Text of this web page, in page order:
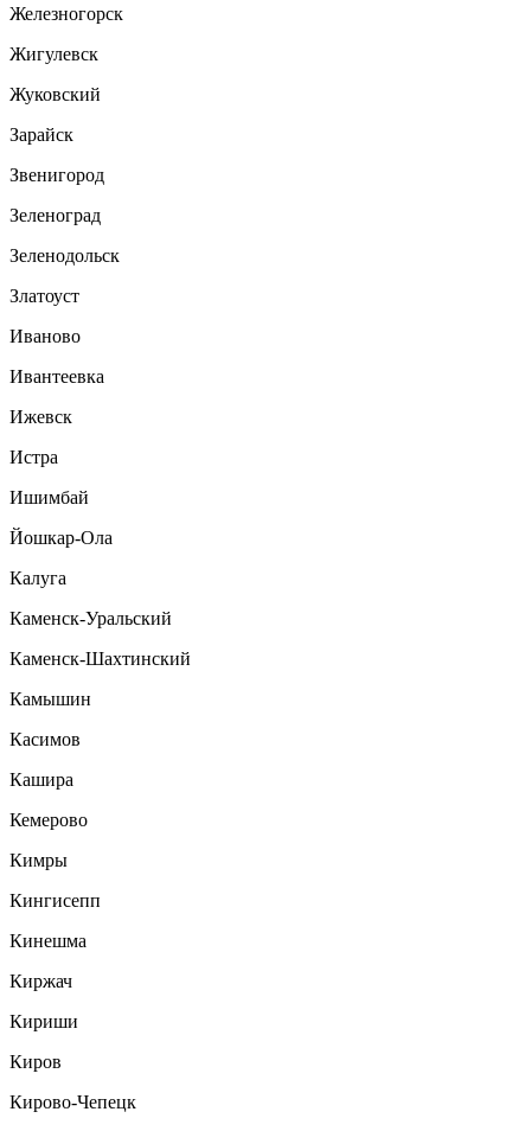
Железногорск
Жигулевск
Жуковский
Зарайск
Звенигород
Зеленоград
Зеленодольск
Златоуст
Иваново
Ивантеевка
Ижевск
Истра
Ишимбай
Йошкар-Ола
Калуга
Каменск-Уральский
Каменск-Шахтинский
Камышин
Касимов
Кашира
Кемерово
Кимры
Кингисепп
Кинешма
Киржач
Кириши
Киров
Кирово-Чепецк